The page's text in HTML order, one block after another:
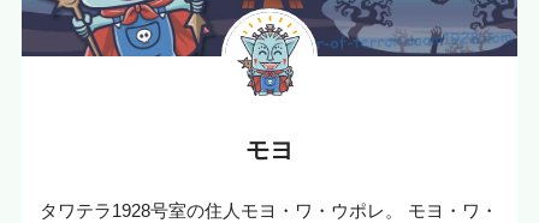
モヨ
タワテラ1928号室の住人モヨ・ワ・ウポレ。 モヨ・ワ・